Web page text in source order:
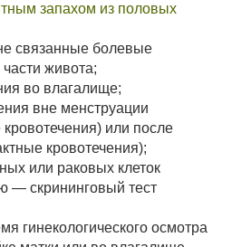
запахом из половых
связанные болевые
живота;
во влагалище;
вне менструации
или после
кровотечения);
или раковых клеток
— скрининговый тест
гинекологического осмотра